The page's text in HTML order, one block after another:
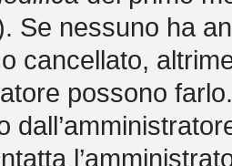
Se nessuno ha
cancellato,
possono